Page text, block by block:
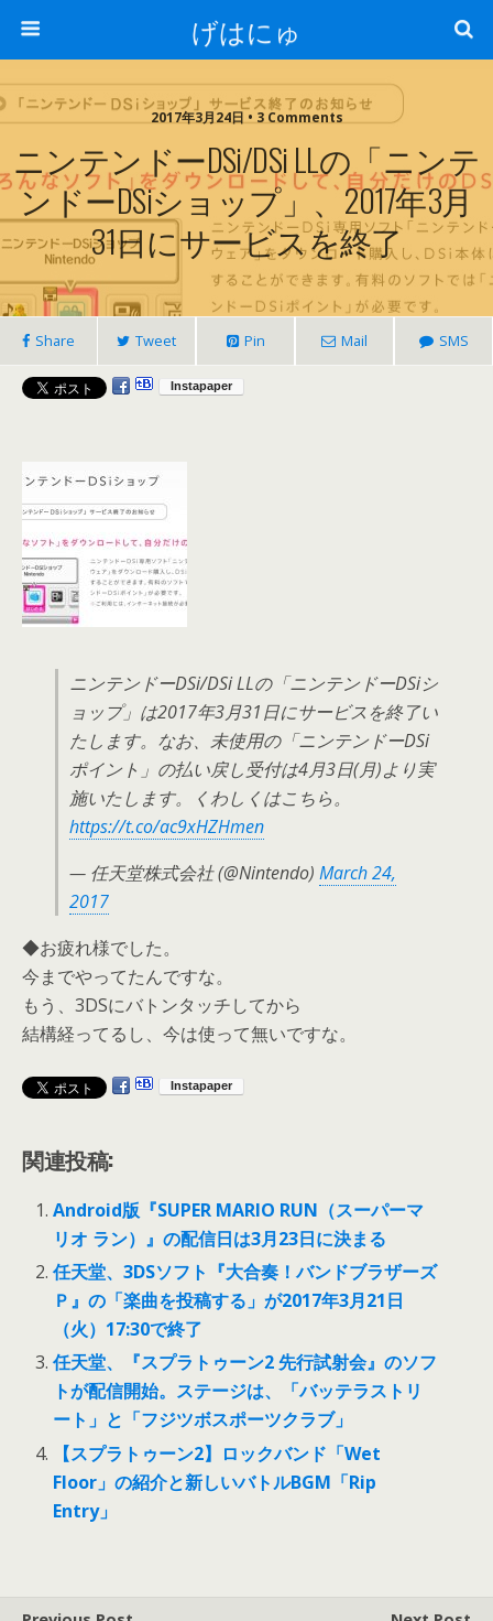
げはにゅ
2017年3月24日 • 3 Comments
ニンテンドーDSi/DSi LLの「ニンテ
ンドーDSiショップ」、2017年3月
31日にサービスを終了
Share Tweet Pin Mail SMS
ニンテンドーDSi/DSi LLの「ニンテンドーDSiシ
ョップ」は2017年3月31日にサービスを終了い
たします。なお、未使用の「ニンテンドーDSi
ポイント」の払い戻し受付は4月3日(月)より実
施いたします。くわしくはこちら。
https://t.co/ac9xHZHmen
— 任天堂株式会社 (@Nintendo) March 24,
2017
◆お疲れ様でした。
今までやってたんですな。
もう、3DSにバトンタッチしてから
結構経ってるし、今は使って無いですな。
関連投稿:
Android版『SUPER MARIO RUN（スーパーマ
リオ ラン）』の配信日は3月23日に決まる
任天堂、3DSソフト『大合奏！バンドブラザーズ
Ｐ』の「楽曲を投稿する」が2017年3月21日
（火）17:30で終了
任天堂、『スプラトゥーン2 先行試射会』のソフ
トが配信開始。ステージは、「バッテラストリ
ート」と「フジツボスポーツクラブ」
【スプラトゥーン2】ロックバンド「Wet
Floor」の紹介と新しいバトルBGM「Rip
Entry」